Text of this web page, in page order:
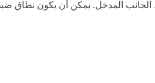
الجانب المدخل. يمكن أن يكون